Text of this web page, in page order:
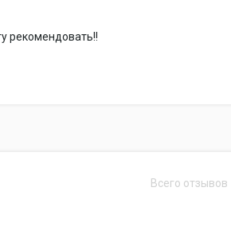
рекомендовать!!
Всего отзывов